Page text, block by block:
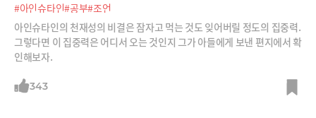
#아인슈타인#공부#조언
아인슈타인의 천재성의 비결은 잠자고 먹는 것도 잊어버릴 정도의 집중력.
그렇다면 이 집중력은 어디서 오는 것인지 그가 아들에게 보낸 편지에서 확
인해보자.
343